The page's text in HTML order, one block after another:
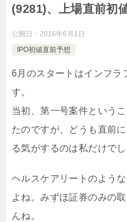
(9281)、上場直前初
公開日： 2016年6月1日
IPO初値直前予想
6月のスタートはインフラ
す。
当初、第一号案件という
たのですが、どうも直前
る気がするのは私だけでし
ヘルスケアリートのよう
よね。みずほ証券のみの
んね。